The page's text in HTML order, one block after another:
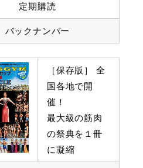
定期購読
バックナンバー
［保存版］ 全
国各地で開
催！
最大級の筋肉
の祭典を１冊
に凝縮